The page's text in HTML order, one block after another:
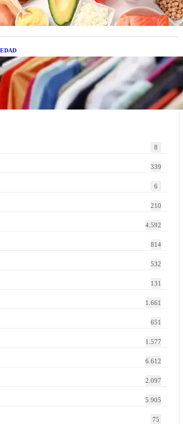
marcas globales se suman a la
de la ropa de segunda mano premium
8
339
6
210
4.592
814
532
131
1.661
651
1.577
6.612
2.097
5.905
75